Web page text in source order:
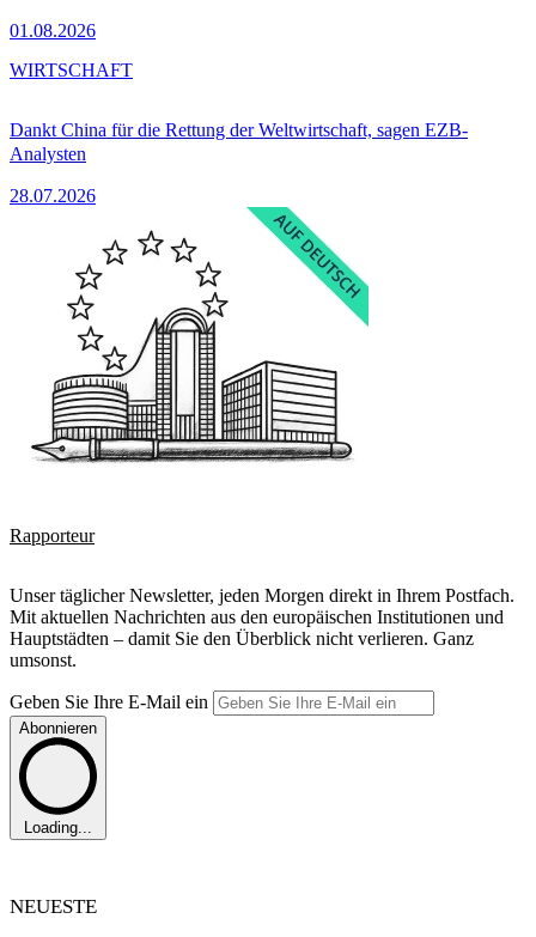
01.08.2026
Dankt China für die Rettung der Weltwirtschaft, sagen EZB-
Analysten
28.07.2026
WIRTSCHAFT
Rapporteur
Unser täglicher Newsletter, jeden Morgen direkt in Ihrem Postfach.
Mit aktuellen Nachrichten aus den europäischen Institutionen und
Hauptstädten – damit Sie den Überblick nicht verlieren. Ganz
umsonst.
Geben Sie Ihre E-Mail ein
Abonnieren
Loading...
NEUESTE